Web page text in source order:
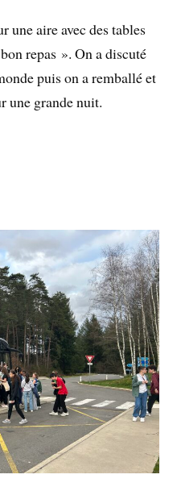
une aire avec des tables
repas ». On a discuté
puis on a remballé et
une grande nuit.